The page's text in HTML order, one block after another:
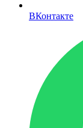
ВКонтакте